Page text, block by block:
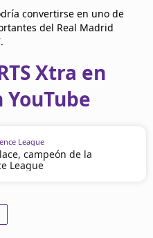
convertirse en uno de
del Real Madrid
Xtra en
League
campeón de la
League